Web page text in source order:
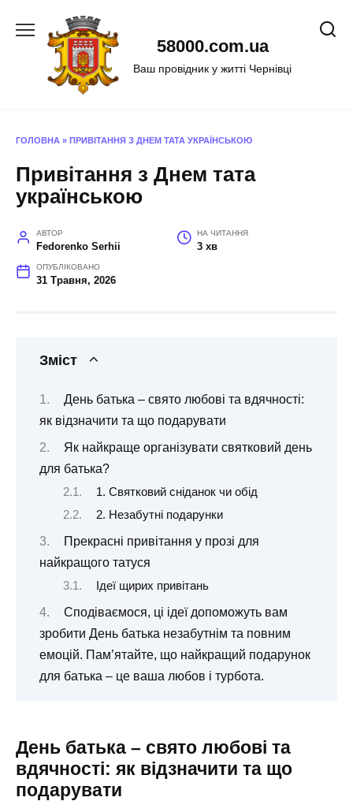
58000.com.ua
Ваш провідник у житті Чернівці
ГОЛОВНА » ПРИВІТАННЯ З ДНЕМ ТАТА УКРАЇНСЬКОЮ
Привітання з Днем тата
українською
АВТОР
Fedorenko Serhii
НА ЧИТАННЯ
3 хв
ОПУБЛІКОВАНО
31 Травня, 2026
Зміст
День батька – свято любові та вдячності:
як відзначити та що подарувати
Як найкраще організувати святковий день
для батька?
1. Святковий сніданок чи обід
2. Незабутні подарунки
Прекрасні привітання у прозі для
найкращого татуся
Ідеї щирих привітань
Сподіваємося, ці ідеї допоможуть вам
зробити День батька незабутнім та повним
емоцій. Пам’ятайте, що найкращий подарунок
для батька – це ваша любов і турбота.
День батька – свято любові та
вдячності: як відзначити та що
подарувати